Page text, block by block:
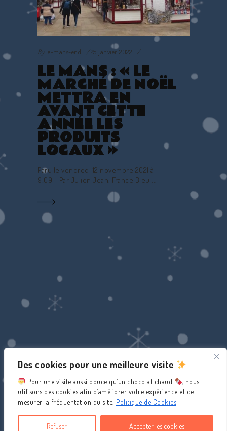
Des cookies pour une meilleure visite
Pour une visite aussi douce qu’un chocolat chaud
, nous
utilisons des cookies afin d’améliorer votre expérience et de
mesurer la fréquentation du site. Politique de Cookies
Refuser Accepter les cookies
Byle-mans-end 25 janvier 2022
LE MANS : « LE
MARCHÉ DE NOËL
METTRA EN
AVANT CETTE
ANNÉE LES
PRODUITS
LOCAUX »
Paru le vendredi 12 novembre 2021 à
9:09 - Par Julien Jean, France Bleu